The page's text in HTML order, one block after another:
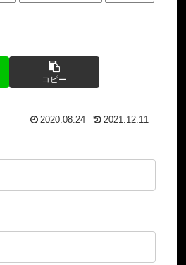
コピー
2020.08.24 2021.12.11